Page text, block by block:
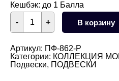
Кешбэк: до 1 Балла
+
Количество
товара
Подвеска
Аммонит
28
мм
- В корзину
Артикул: ПФ-862-Р
Категории: КОЛЛЕКЦИЯ
Подвески, ПОДВЕСКИ